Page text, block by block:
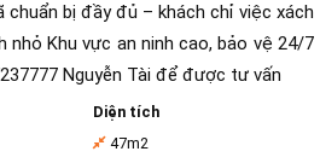
bị đầy đủ – khách chỉ việc xách
Khu vực an ninh cao, bảo vệ 24/7
Nguyễn Tài để được tư vấn
Diện tích
47m2